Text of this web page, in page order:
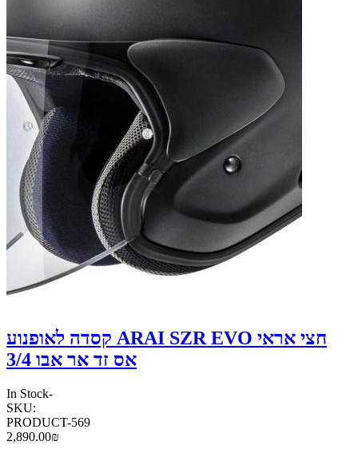
קסדה לאופנוע ARAI SZR EVO חצי אראי
אס זד אר אבו 3/4
In Stock-
SKU:
PRODUCT-569
2,890.00₪